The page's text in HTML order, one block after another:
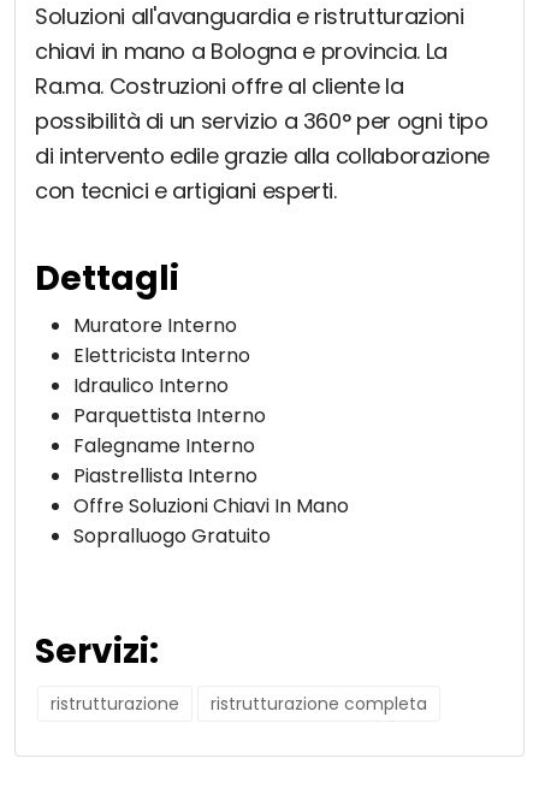
Soluzioni all'avanguardia e ristrutturazioni
chiavi in mano a Bologna e provincia. La
Ra.ma. Costruzioni offre al cliente la
possibilità di un servizio a 360° per ogni tipo
di intervento edile grazie alla collaborazione
con tecnici e artigiani esperti.
Dettagli
Muratore Interno
Elettricista Interno
Idraulico Interno
Parquettista Interno
Falegname Interno
Piastrellista Interno
Offre Soluzioni Chiavi In Mano
Sopralluogo Gratuito
Servizi:
ristrutturazione ristrutturazione completa